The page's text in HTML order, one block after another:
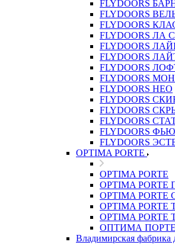
FLYDOORS
FLYDOORS
FLYDOORS
FLYDOORS ЛА
FLYDOORS
FLYDOORS
FLYDOORS
FLYDOORS
FLYDOORS НЕО
FLYDOORS
FLYDOORS
FLYDOORS
FLYDOORS
FLYDOORS
OPTIMA PORTE
OPTIMA PORTE
OPTIMA PORTE
OPTIMA PORTE
OPTIMA PORTE
OPTIMA PORTE
ОПТИМА ПОРТЕ
Владимирская фабрика